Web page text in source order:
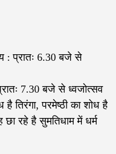
: प्रातः 6.30 बजे से
7.30 बजे से ध्वजोत्सव
तिरंगा, परमेष्ठी का शोध है
रहे है सुमतिधाम में धर्म